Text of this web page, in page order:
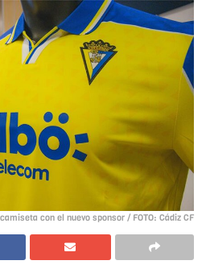
con el nuevo sponsor / FOTO: Cádiz CF